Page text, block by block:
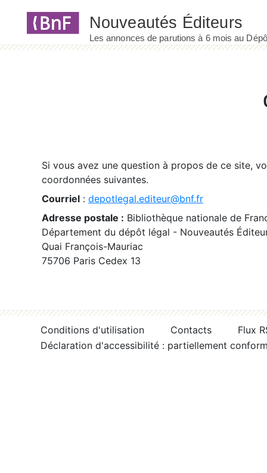
Si vous avez une question à propos de ce site,
coordonnées suivantes.
Courriel : depotlegal.editeur@bnf.fr
Adresse postale : Bibliothèque nationale de
Département du dépôt légal - Nouveautés
Quai François-Mauriac
75706 Paris Cedex 13
Conditions d'utilisation Contacts
Flux
Déclaration d'accessibilité : partiellement